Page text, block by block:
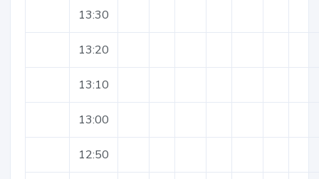
13:30
13:20
13:10
13:00
12:50